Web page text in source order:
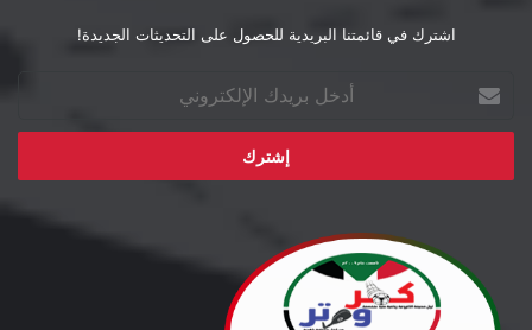
اشترك في قائمتنا البريدية للحصول على التحديثات الجديدة!
بريدك
الإلكتروني